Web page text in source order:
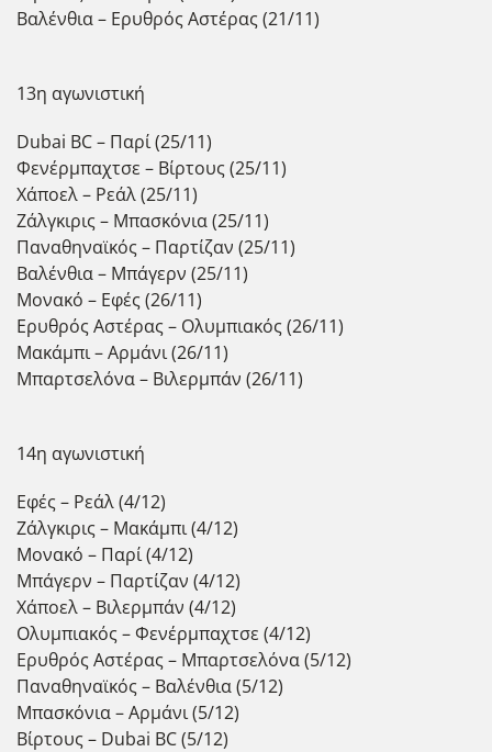
Βαλένθια – Ερυθρός Αστέρας (21/11)
13η αγωνιστική
Dubai BC – Παρί (25/11)
Φενέρμπαχτσε – Βίρτους (25/11)
Χάποελ – Ρεάλ (25/11)
Ζάλγκιρις – Μπασκόνια (25/11)
Παναθηναϊκός – Παρτίζαν (25/11)
Βαλένθια – Μπάγερν (25/11)
Μονακό – Εφές (26/11)
Ερυθρός Αστέρας – Ολυμπιακός (26/11)
Μακάμπι – Αρμάνι (26/11)
Μπαρτσελόνα – Βιλερμπάν (26/11)
14η αγωνιστική
Εφές – Ρεάλ (4/12)
Ζάλγκιρις – Μακάμπι (4/12)
Μονακό – Παρί (4/12)
Μπάγερν – Παρτίζαν (4/12)
Χάποελ – Βιλερμπάν (4/12)
Ολυμπιακός – Φενέρμπαχτσε (4/12)
Ερυθρός Αστέρας – Μπαρτσελόνα (5/12)
Παναθηναϊκός – Βαλένθια (5/12)
Μπασκόνια – Αρμάνι (5/12)
Βίρτους – Dubai BC (5/12)